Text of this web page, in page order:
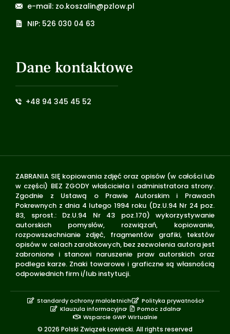
e-mail: zo.koszalin@pzlow.pl
NIP: 526 030 04 63
Dane kontaktowe
+48 94 345 45 52
ZABRANIA SIĘ kopiowania zdjęć oraz opisów (w całości lub
w części) BEZ ZGODY właściciela i administratora strony.
Zgodnie z Ustawą o Prawie Autorskim i Prawach
Pokrewnych z dnia 4 lutego 1994 roku (Dz.U.94 Nr 24 poz.
83, sprost.: Dz.U.94 Nr 43 poz.170) wykorzystywanie
autorskich pomysłów, rozwiązań, kopiowanie,
rozpowszechnianie zdjęć, fragmentów grafiki, tekstów
opisów w celach zarobkowych, bez zezwolenia autora jest
zabronione i stanowi naruszenie praw autorskich oraz
podlega karze. Znaki towarowe i graficzne są własnością
odpowiednich firm i/lub instytucji.
© 2026 Polski Związek Łowiecki. All rights reserved
Standardy ochrony małoletnich
Polityka prywatności
Klauzula informacyjna
Pomoc zdalna
Wsparcie GWP Wirtualnie